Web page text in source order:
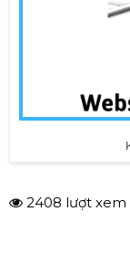
2408 lượt xem